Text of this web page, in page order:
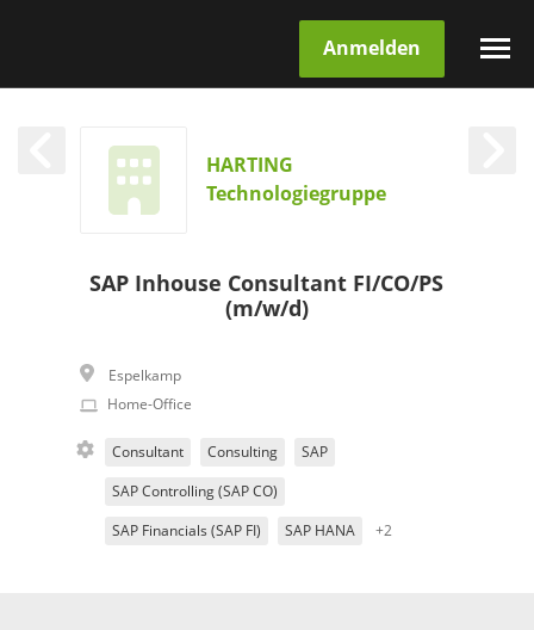
Anmelden
HARTING
Technologiegruppe
SAP Inhouse Consultant FI/CO/PS
(m/w/d)
Espelkamp
Home-Office
Consultant Consulting SAP
SAP Controlling (SAP CO)
SAP Financials (SAP FI) SAP HANA +2